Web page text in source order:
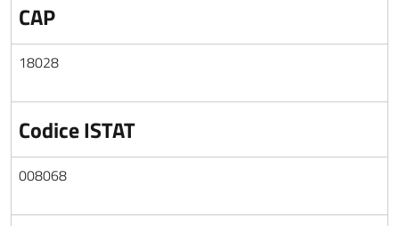
CAP
18028
Codice ISTAT
008068